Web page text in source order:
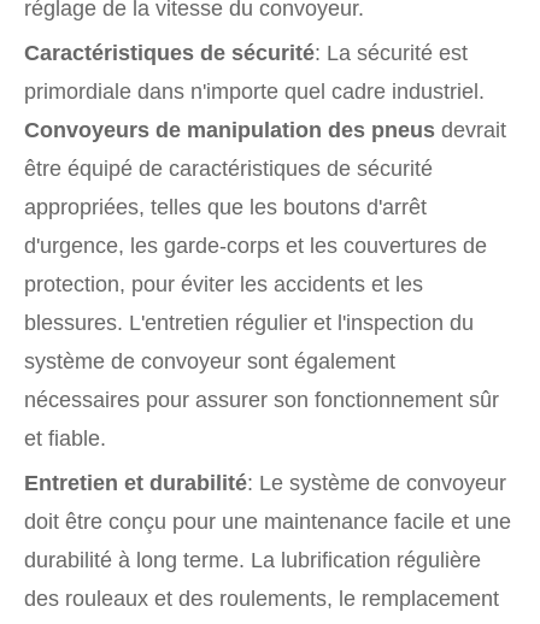
réglage de la vitesse du convoyeur.
Caractéristiques de sécurité: La sécurité est
primordiale dans n'importe quel cadre industriel.
Convoyeurs de manipulation des pneus devrait
être équipé de caractéristiques de sécurité
appropriées, telles que les boutons d'arrêt
d'urgence, les garde-corps et les couvertures de
protection, pour éviter les accidents et les
blessures. L'entretien régulier et l'inspection du
système de convoyeur sont également
nécessaires pour assurer son fonctionnement sûr
et fiable.
Entretien et durabilité: Le système de convoyeur
doit être conçu pour une maintenance facile et une
durabilité à long terme. La lubrification régulière
des rouleaux et des roulements, le remplacement